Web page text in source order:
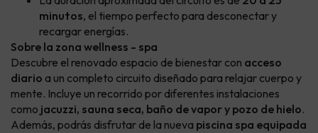
minutos, el tiempo perfecto para desconectar y
recargar energías.
Sobre la zona wellness - spa
Descubre el renovado espacio de bienestar con acceso
diario a un completo circuito diseñado para relajar cuerpo y
mente. Incluye un recorrido por diferentes instalaciones
como jacuzzi, sauna seca, baño de vapor y pozo de hielo.
Además, podrás disfrutar de la nueva piscina spa equipada